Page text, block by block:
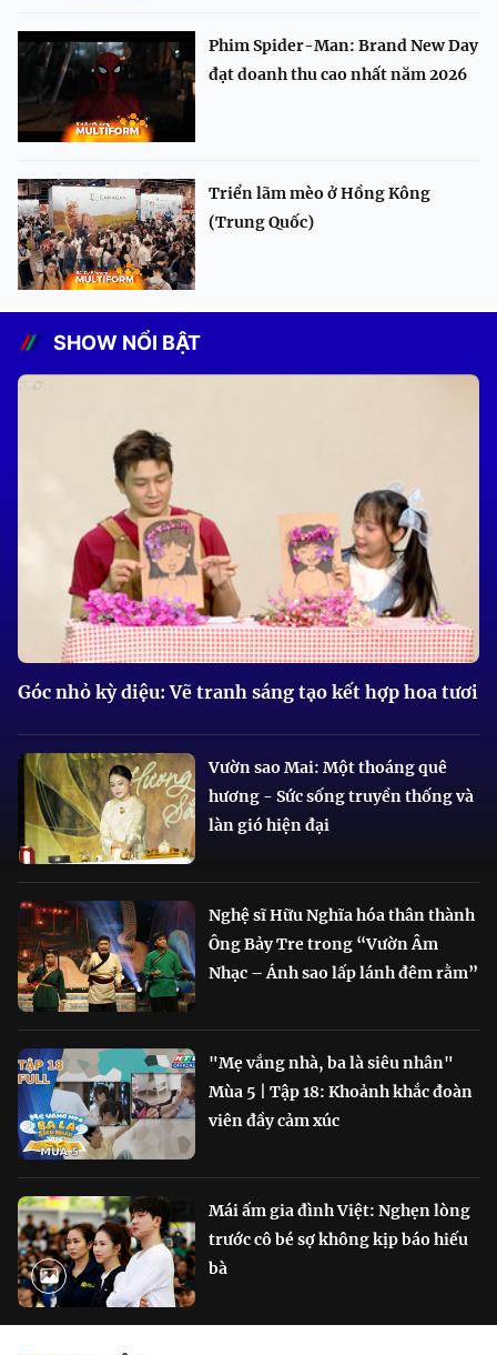
Phim Spider-Man: Brand New Day
đạt doanh thu cao nhất năm 2026
Triển lãm mèo ở Hồng Kông
(Trung Quốc)
SHOW NỔI BẬT
Góc nhỏ kỳ diệu: Vẽ tranh sáng tạo kết hợp hoa tươi
Vườn sao Mai: Một thoáng quê
hương - Sức sống truyền thống và
làn gió hiện đại
Nghệ sĩ Hữu Nghĩa hóa thân thành
Ông Bảy Tre trong “Vườn Âm
Nhạc – Ánh sao lấp lánh đêm rằm”
"Mẹ vắng nhà, ba là siêu nhân"
Mùa 5 | Tập 18: Khoảnh khắc đoàn
viên đầy cảm xúc
Mái ấm gia đình Việt: Nghẹn lòng
trước cô bé sợ không kịp báo hiếu
bà